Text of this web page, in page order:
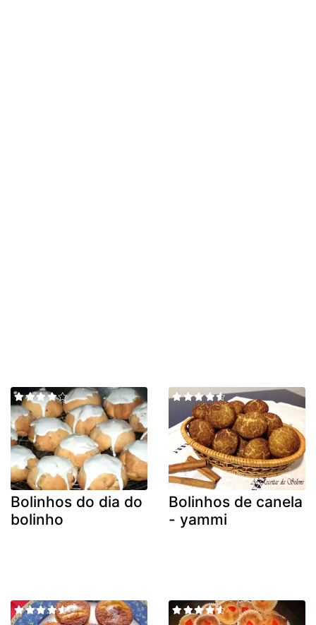
Bolinhos do dia do
bolinho
Bolinhos de canela
- yammi